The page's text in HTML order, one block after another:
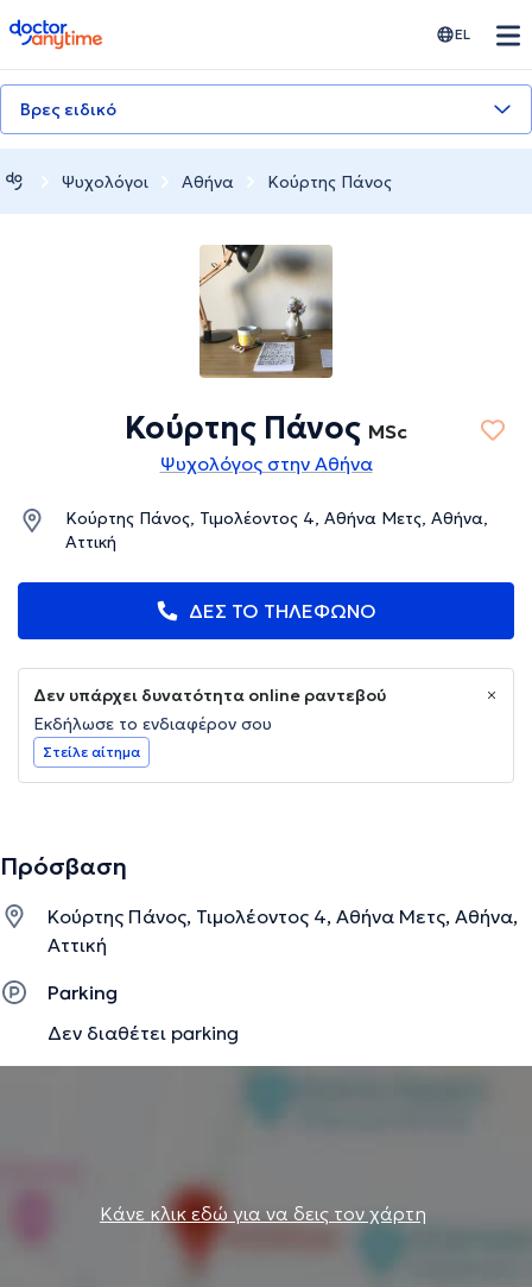
doctoranytime EL
Βρες ειδικό
Ψυχολόγοι Αθήνα Κούρτης Πάνος
Κούρτης Πάνος MSc
Ψυχολόγος στην Αθήνα
Κούρτης Πάνος, Τιμολέοντος 4, Αθήνα Μετς, Αθήνα,
Αττική
ΔΕΣ ΤΟ ΤΗΛΕΦΩΝΟ
Δεν υπάρχει δυνατότητα online ραντεβού
Εκδήλωσε το ενδιαφέρον σου
Στείλε αίτημα
Πρόσβαση
Κούρτης Πάνος, Τιμολέοντος 4, Αθήνα Μετς, Αθήνα,
Αττική
Parking
Δεν διαθέτει parking
Κάνε κλικ εδώ για να δεις τον χάρτη